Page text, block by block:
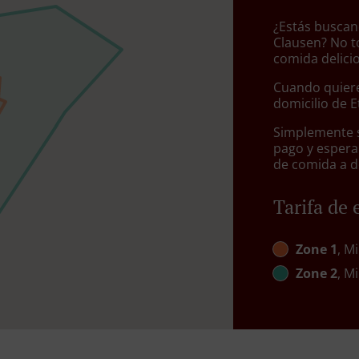
¿Estás
Clausen? No
comida
Cuando
domicilio de
Simplemente
pago y
de comida a
Tarifa de
Zone 1,
Zone 2,